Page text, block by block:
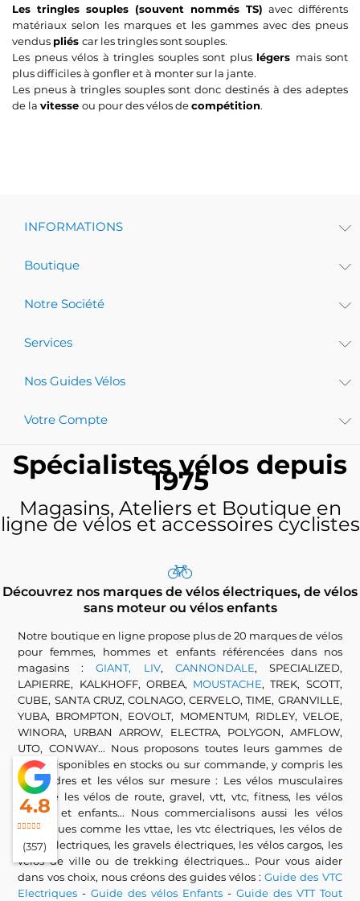
Les tringles souples (souvent nommés TS) avec différents
matériaux selon les marques et les gammes avec des pneus
vendus pliés car les tringles sont souples.
Les pneus vélos à tringles souples sont plus légers mais sont
plus difficiles à gonfler et à monter sur la jante.
Les pneus à tringles souples sont donc destinés à des adeptes
de la vitesse ou pour des vélos decompétition.
INFORMATIONS
Boutique
Notre Société
Services
Nos Guides Vélos
Votre Compte
Spécialistes vélos depuis
1975
Magasins, Ateliers et Boutique en
ligne de vélos et accessoires cyclistes
Découvrez nos marques de vélos électriques, de vélos
sans moteur ou vélos enfants
Notre boutique en ligne propose plus de 20 marques de vélos
pour femmes, hommes et enfants référencées dans nos
magasins :GIANT, LIV, CANNONDALE, SPECIALIZED,
LAPIERRE, KALKHOFF, ORBEA, MOUSTACHE, TREK, SCOTT,
CUBE, SANTA CRUZ, COLNAGO, CERVELO, TIME, GRANVILLE,
YUBA, BROMPTON, EOVOLT, MOMENTUM, RIDLEY, VELOE,
WINORA, URBAN ARROW, ELECTRA, POLYGON, AMFLOW,
UTO, CONWAY... Nous proposons toutes leurs gammes de
vélos disponibles en stocks ou sur commande, y compris les
kits cadres et les vélos sur mesure : Les vélos musculaires
comme les vélos de route, gravel, vtt, vtc, fitness, les vélos
pliants et enfants... Nous commercialisons aussi les vélos
électriques comme les vttae, les vtc électriques, les vélos de
route électriques, les gravels électriques, les vélos cargos, les
vélos de ville ou de trekking électriques... Pour vous aider
dans vos choix, nous créons des guides vélos :Guide des VTC
Electriques -Guide des vélos Enfants - Guide des VTT Tout
4.8
(357)